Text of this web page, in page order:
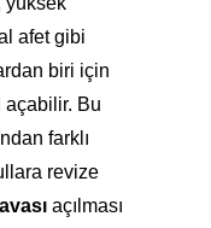
afet gibi
biri için
açabilir. Bu
farklı
revize
açılması